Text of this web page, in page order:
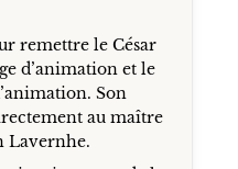
remettre le César
d’animation et le
Son
au maître
Lavernhe.